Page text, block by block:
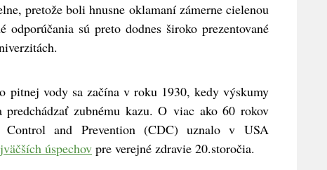
pretože boli hnusne oklamaní zámerne cielenou
odporúčania sú preto dodnes široko prezentované
pitnej vody sa začína v roku 1930, kedy výskumy
zubnému kazu. O viac ako 60 rokov
Control and Prevention (CDC) uznalo v USA
úspechov pre verejné zdravie 20.storočia.